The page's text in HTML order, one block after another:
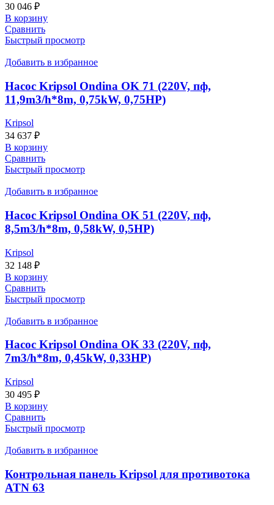
30 046 ₽
В корзину
Сравнить
Быстрый просмотр
Добавить в избранное
Насос Kripsol Ondina OK 71 (220V, пф,
11,9m3/h*8m, 0,75kW, 0,75HP)
Kripsol
34 637 ₽
В корзину
Сравнить
Быстрый просмотр
Добавить в избранное
Насос Kripsol Ondina OK 51 (220V, пф,
8,5m3/h*8m, 0,58kW, 0,5HP)
Kripsol
32 148 ₽
В корзину
Сравнить
Быстрый просмотр
Добавить в избранное
Насос Kripsol Ondina OK 33 (220V, пф,
7m3/h*8m, 0,45kW, 0,33HP)
Kripsol
30 495 ₽
В корзину
Сравнить
Быстрый просмотр
Добавить в избранное
Контрольная панель Kripsol для противотока
ATN 63